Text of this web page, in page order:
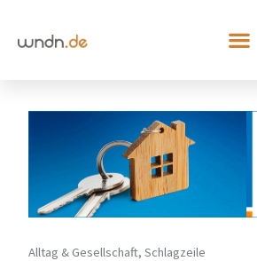
Alltag & Gesellschaft,Schlagzeile